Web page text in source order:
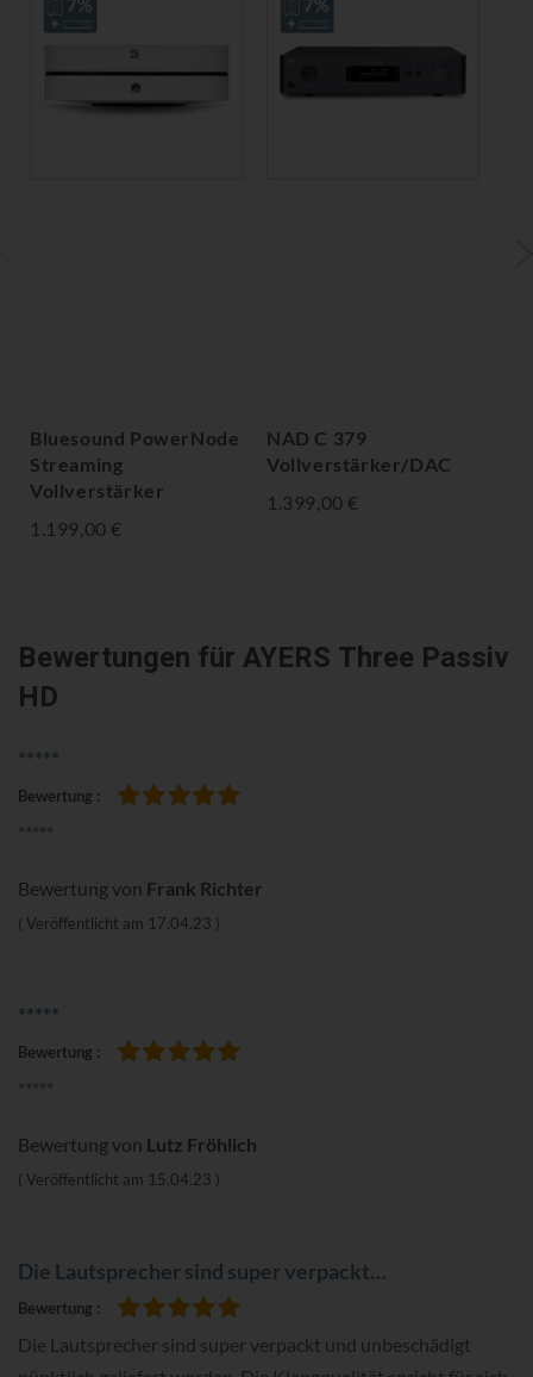
Bluesound PowerNode
Streaming
Vollverstärker
1.199,00 €
NAD C 379
Vollverstärker/DAC
1.399,00 €
Bewertungen für AYERS Three Passiv
HD
*****
Bewertung
*****
Bewertung von Frank Richter
Veröffentlicht am 17.04.23
*****
Bewertung
*****
Bewertung von Lutz Fröhlich
Veröffentlicht am 15.04.23
Die Lautsprecher sind super verpackt…
Bewertung
Die Lautsprecher sind super verpackt und unbeschädigt